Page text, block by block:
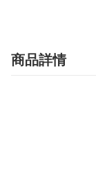
商品詳情